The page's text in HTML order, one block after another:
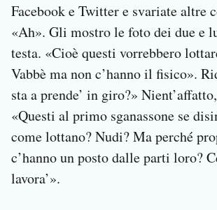
Facebook e Twitter e svariate altre
«Ah». Gli mostro le foto dei due e
testa. «Cioè questi vorrebbero
Vabbè ma non c’hanno il fisico».
sta a prende’ in giro?»
«Questi al primo sganassone se
come lottano? Nudi? Ma perché
c’hanno un posto dalle parti loro?
lavora’».